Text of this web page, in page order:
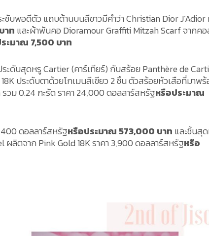
บพอดีตัว แถบด้านบนสีขาวมีคำว่า Christian Dior J’Adior
าท และผ้าพันคอ Dioramour Graffiti Mitzah Scarfจากค
ะมาณ 7,500 บาท
ะดับสุดหรู Cartier (คาร์เทียร์) กับสร้อยPanthère de
ประดับตาด้วยโกเมนสีเขียว 2 ชิ้น ตัวสร้อยหัวเสือที่มาพ
วม 0.24 กะรัต ราคา 24,000 ดอลลาร์สหรัฐหรือประมาณ
ดอลลาร์สหรัฐหรือประมาณ 573,000 บาท และชิ้นสุ
ผลิตจาก Pink Gold 18K ราคา 3,900 ดอลลาร์สหรัฐหรือ